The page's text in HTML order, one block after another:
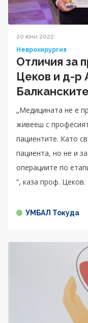
20 юни 2022
Неврохирургия
Отличия за
Цеков и д-р
„Медицината не е
живееш с
пациентите. Като
пациента, но не и
операциите по
“, каза проф. Цеков.
УМБАЛ Токуда